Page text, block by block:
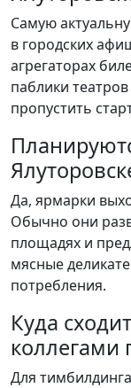
Самую
в городских
агрегаторах
паблики
пропустить
Да, ярмарки
Обычно они
площадях и
мясные
потребления.
Куда
коллегами
Для